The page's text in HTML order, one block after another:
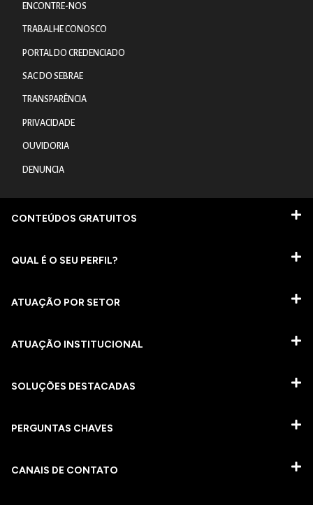
ENCONTRE-NOS
TRABALHE CONOSCO
PORTAL DO CREDENCIADO
SAC DO SEBRAE
TRANSPARÊNCIA
PRIVACIDADE
OUVIDORIA
DENUNCIA
CONTEÚDOS GRATUITOS
QUAL É O SEU PERFIL?
ATUAÇÃO POR SETOR
ATUAÇÃO INSTITUCIONAL
SOLUÇÕES DESTACADAS
PERGUNTAS CHAVES​
CANAIS DE CONTATO